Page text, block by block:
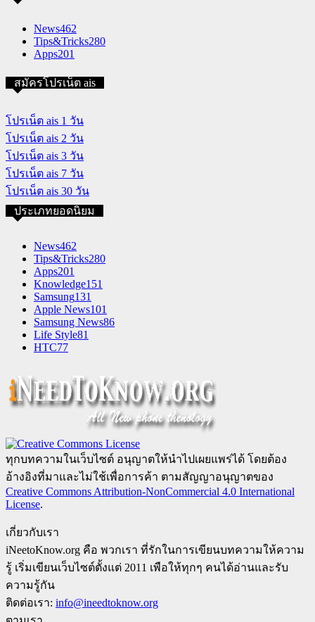
News462
Tips&Tricks280
Apps201
สมัครโปรเน็ต ais
โปรเน็ต ais 1 วัน
โปรเน็ต ais 2 วัน
โปรเน็ต ais 3 วัน
โปรเน็ต ais 7 วัน
โปรเน็ต ais 30 วัน
ประเภทยอดนิยม
News462
Tips&Tricks280
Apps201
Knowledge151
Samsung131
Apple News101
Samsung News86
Life Style81
HTC77
ทุกบทความในเว็บไซต์ อนุญาตให้นำไปเผยแพร่ได้ โดยต้อง
อ้างอิงที่มาและไม่ใช้เพื่อการค้า ตามสัญญาอนุญาตของ
Creative Commons Attribution-NonCommercial 4.0 International
License.
เกี่ยวกับเรา
iNeetoKnow.org คือ พวกเรา ที่รักในการเขียนบทความให้ความ
รู้ เริ่มเขียนเว็บไซต์ตั้งแต่ 2011 เพือให้ทุกๆ คนได้อ่านและรับ
ความรู้กัน
ติดต่อเรา: info@ineedtoknow.org